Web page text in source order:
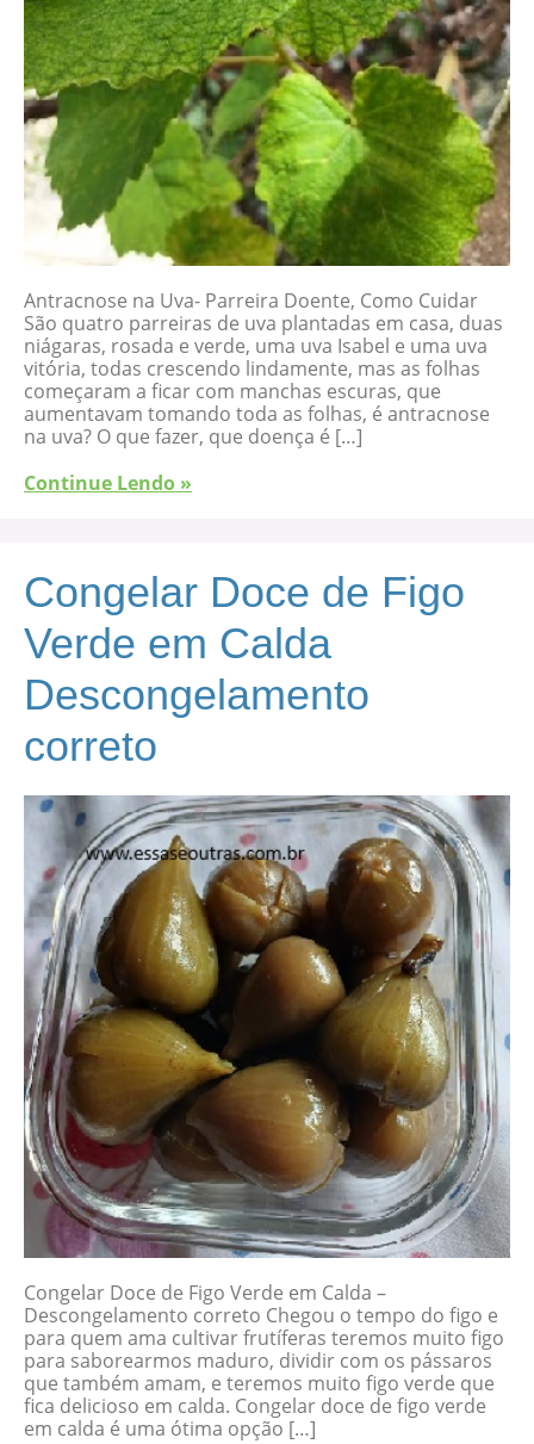
Antracnose na Uva- Parreira Doente, Como Cuidar
São quatro parreiras de uva plantadas em casa, duas
niágaras, rosada e verde, uma uva Isabel e uma uva
vitória, todas crescendo lindamente, mas as folhas
começaram a ficar com manchas escuras, que
aumentavam tomando toda as folhas, é antracnose
na uva? O que fazer, que doença é […]
Continue Lendo »
Congelar Doce de Figo
Verde em Calda
Descongelamento
correto
Congelar Doce de Figo Verde em Calda –
Descongelamento correto Chegou o tempo do figo e
para quem ama cultivar frutíferas teremos muito figo
para saborearmos maduro, dividir com os pássaros
que também amam, e teremos muito figo verde que
fica delicioso em calda. Congelar doce de figo verde
em calda é uma ótima opção […]